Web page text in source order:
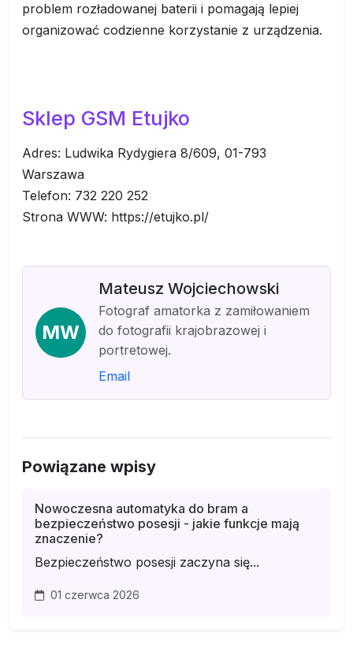
problem rozładowanej baterii i pomagają lepiej
organizować codzienne korzystanie z urządzenia.
Sklep GSM Etujko
Adres: Ludwika Rydygiera 8/609, 01-793
Warszawa
Telefon: 732 220 252
Strona WWW: https://etujko.pl/
MW
Mateusz Wojciechowski
Fotograf amatorka z zamiłowaniem
do fotografii krajobrazowej i
portretowej.
Email
Powiązane wpisy
Nowoczesna automatyka do bram a
bezpieczeństwo posesji - jakie funkcje mają
znaczenie?
Bezpieczeństwo posesji zaczyna się...
01 czerwca 2026